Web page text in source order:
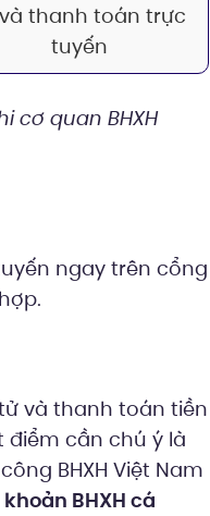
thanh toán trực
tuyến
cơ quan BHXH
ngay trên cổng
và thanh toán tiền
cần chú ý là
BHXH Việt Nam
BHXH cá